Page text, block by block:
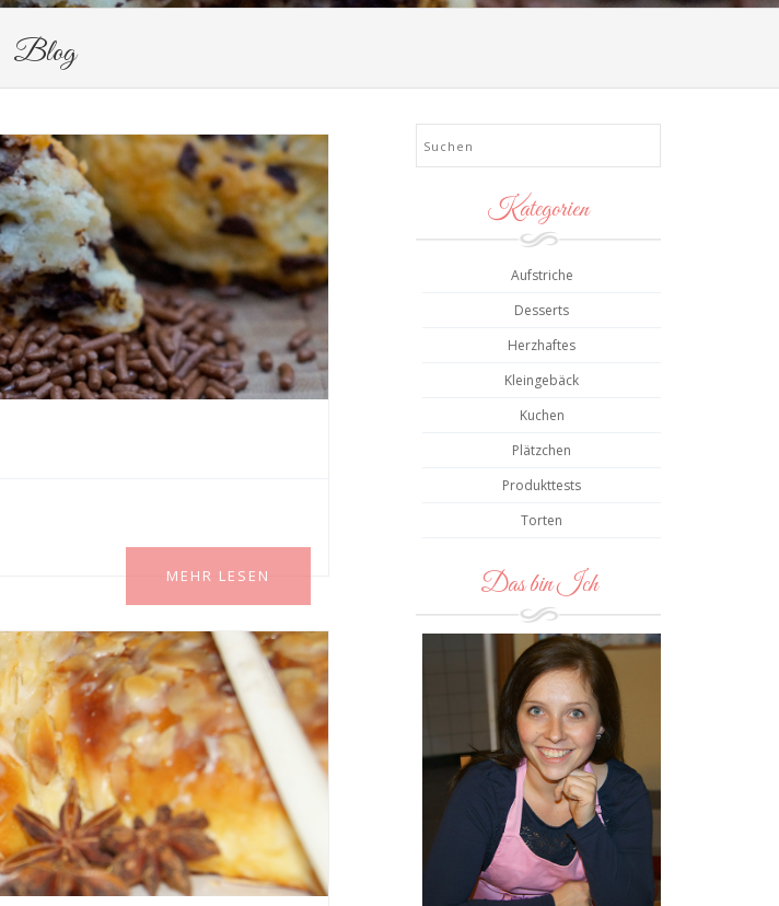
Blog
MEHR LESEN
Kategorien
Aufstriche
Desserts
Herzhaftes
Kleingebäck
Kuchen
Plätzchen
Produkttests
Torten
Das bin Ich